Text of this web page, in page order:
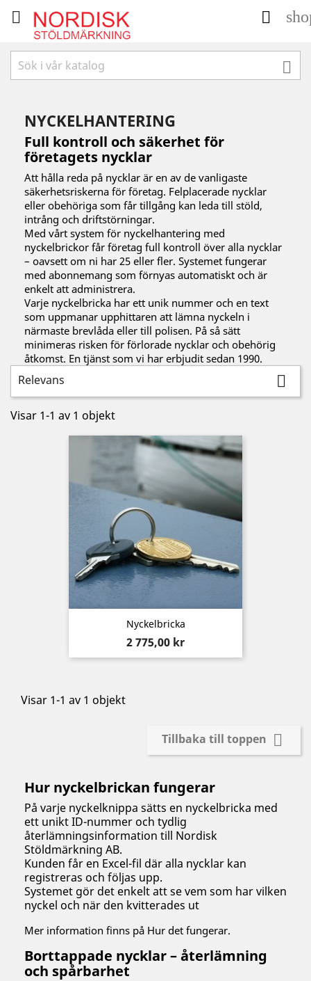
 

NYCKELHANTERING
Full kontroll och säkerhet för
företagets nycklar
Att hålla reda på nycklar är en av de vanligaste
säkerhetsriskerna för företag. Felplacerade nycklar
eller obehöriga som får tillgång kan leda till stöld,
intrång och driftstörningar.
Med vårt system för nyckelhantering med
nyckelbrickor får företag full kontroll över alla nycklar
– oavsett om ni har 25 eller fler. Systemet fungerar
med abonnemang som förnyas automatiskt och är
enkelt att administrera.
Varje nyckelbricka har ett unik nummer och en text
som uppmanar upphittaren att lämna nyckeln i
närmaste brevlåda eller till polisen. På så sätt
minimeras risken för förlorade nycklar och obehörig
åtkomst. En tjänst som vi har erbjudit sedan 1990.
Relevans 
Visar 1-1 av 1 objekt
Nyckelbricka
Pris
2 775,00 kr
Visar 1-1 av 1 objekt
Tillbaka till toppen 
Hur nyckelbrickan fungerar
På varje nyckelknippa sätts en nyckelbricka med
ett unikt ID-nummer och tydlig
återlämningsinformation till Nordisk
Stöldmärkning AB.
Kunden får en Excel-fil där alla nycklar kan
registreras och följas upp.
Systemet gör det enkelt att se vem som har vilken
nyckel och när den kvitterades ut
Mer information finns på Hur det fungerar.
Borttappade nycklar – återlämning
och spårbarhet